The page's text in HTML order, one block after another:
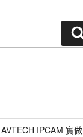
IPCAM 實做